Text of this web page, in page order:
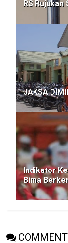
RS
JAKSA
Indikator
Bima